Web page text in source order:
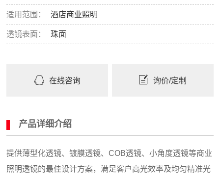
适用范围： 酒店商业照明
透镜表面： 珠面
在线咨询 询价/定制
产品详细介绍
提供薄型化透镜、镀膜透镜、COB透镜、小角度透镜等商业
照明透镜的最佳设计方案，满足客户高光效率及均匀精准光